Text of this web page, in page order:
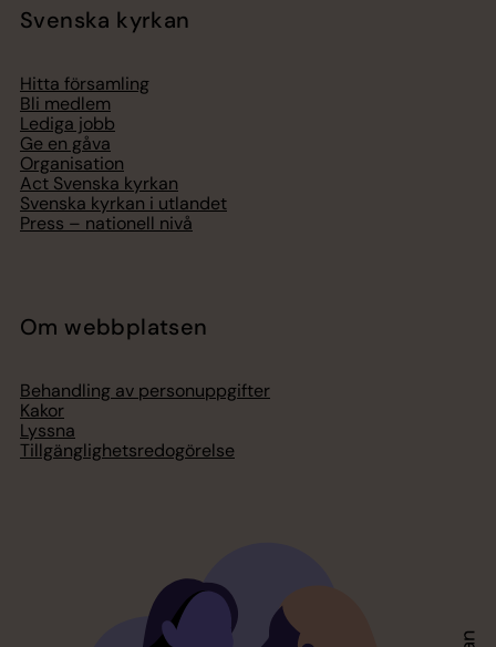
Svenska kyrkan
Hitta församling
Bli medlem
Lediga jobb
Ge en gåva
Organisation
Act Svenska kyrkan
Svenska kyrkan i utlandet
Press – nationell nivå
Om webbplatsen
Behandling av personuppgifter
Kakor
Lyssna
Tillgänglighetsredogörelse